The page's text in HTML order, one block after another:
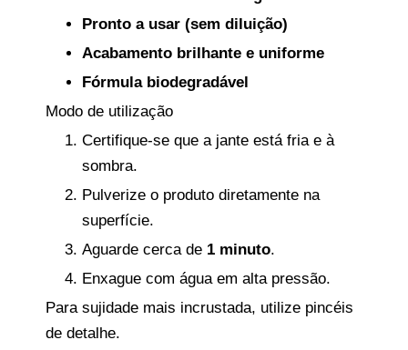
Pronto a usar (sem diluição)
Acabamento brilhante e uniforme
Fórmula biodegradável
Modo de utilização
Certifique-se que a jante está fria e à
sombra.
Pulverize o produto diretamente na
superfície.
Aguarde cerca de 1 minuto.
Enxague com água em alta pressão.
Para sujidade mais incrustada, utilize pincéis
de detalhe.